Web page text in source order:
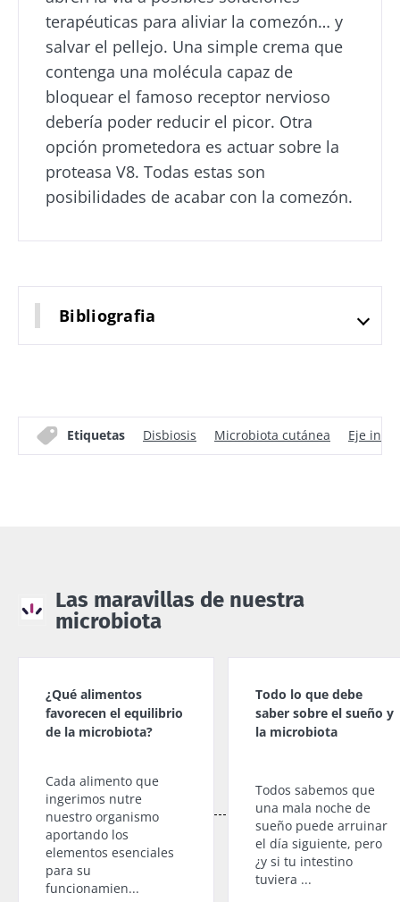
terapéuticas para aliviar la comezón… y
salvar el pellejo. Una simple crema que
contenga una molécula capaz de
bloquear el famoso receptor nervioso
debería poder reducir el picor. Otra
opción prometedora es actuar sobre la
proteasa V8. Todas estas son
posibilidades de acabar con la comezón.
Bibliografia
Etiquetas Disbiosis Microbiota cutánea Eje
Las maravillas de nuestra
microbiota
¿Qué alimentos
favorecen el equilibrio
de la microbiota?
Cada alimento que
ingerimos nutre
nuestro organismo
aportando los
elementos esenciales
para su
funcionamien...
Todo lo que debe
saber sobre el sueño y
la microbiota
Todos sabemos que
una mala noche de
sueño puede arruinar
el día siguiente, pero
¿y si tu intestino
tuviera ...
Más información